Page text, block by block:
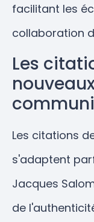
facilitant les
collaboration
Les
Les citations
s'adaptent
Jacques
de